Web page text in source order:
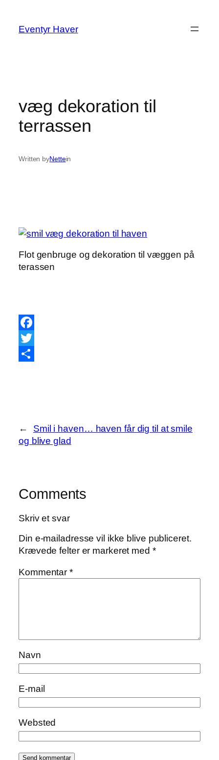
indhold
Eventyr Haver
væg dekoration til
terrassen
Written byNettein
Flot genbruge og dekoration til væggen på
terassen
Facebook
Twitter
←
Smil i haven… haven får dig til at smile
og blive glad
Comments
Skriv et svar
Din e-mailadresse vil ikke blive publiceret.
Krævede felter er markeret med *
Kommentar*
Navn
E-mail
Websted